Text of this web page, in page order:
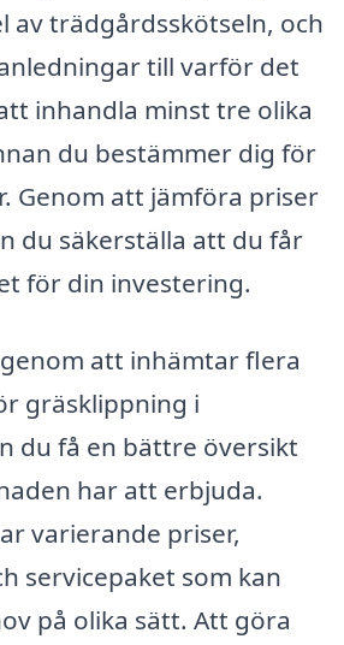
av trädgårdsskötseln, och
till varför det
inhandla minst tre olika
du bestämmer dig för
Genom att jämföra priser
du säkerställa att du får
för din investering.
att inhämtar flera
gräsklippning i
du få en bättre översikt
har att erbjuda.
varierande priser,
servicepaket som kan
på olika sätt. Att göra